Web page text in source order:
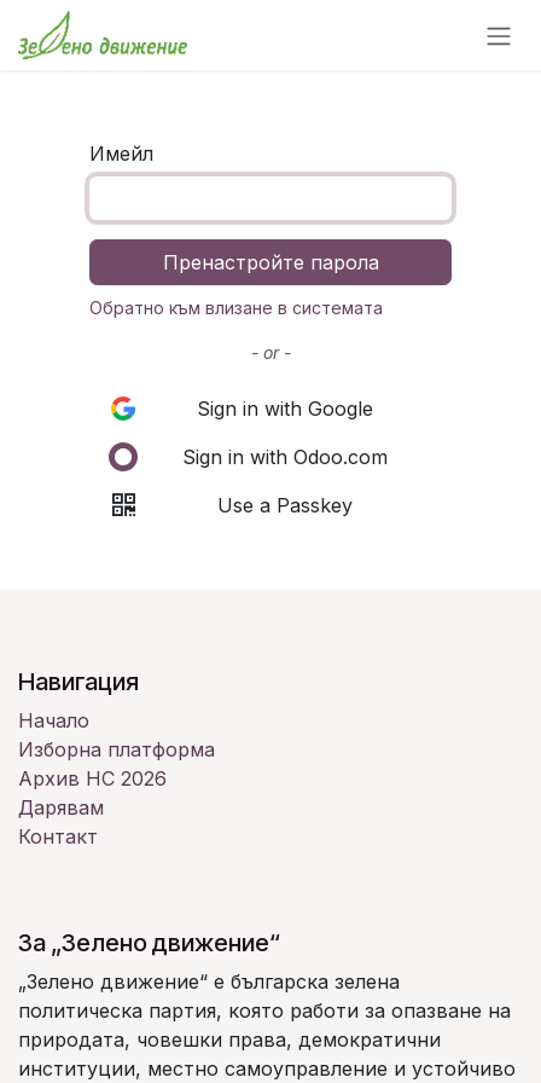
Преминете към съдържание
Имейл
Пренастройте парола
Обратно към влизане в системата
- or -
Sign in with Google
Sign in with Odoo.com
Use a Passkey
Навигация
Начало
Изборна платформа
Архив НС 2026
Дарявам
Контакт
За „Зелено движение“
„Зелено движение“ е българска зелена
политическа партия, която работи за опазване на
природата, човешки права, демократични
институции, местно самоуправление и устойчиво